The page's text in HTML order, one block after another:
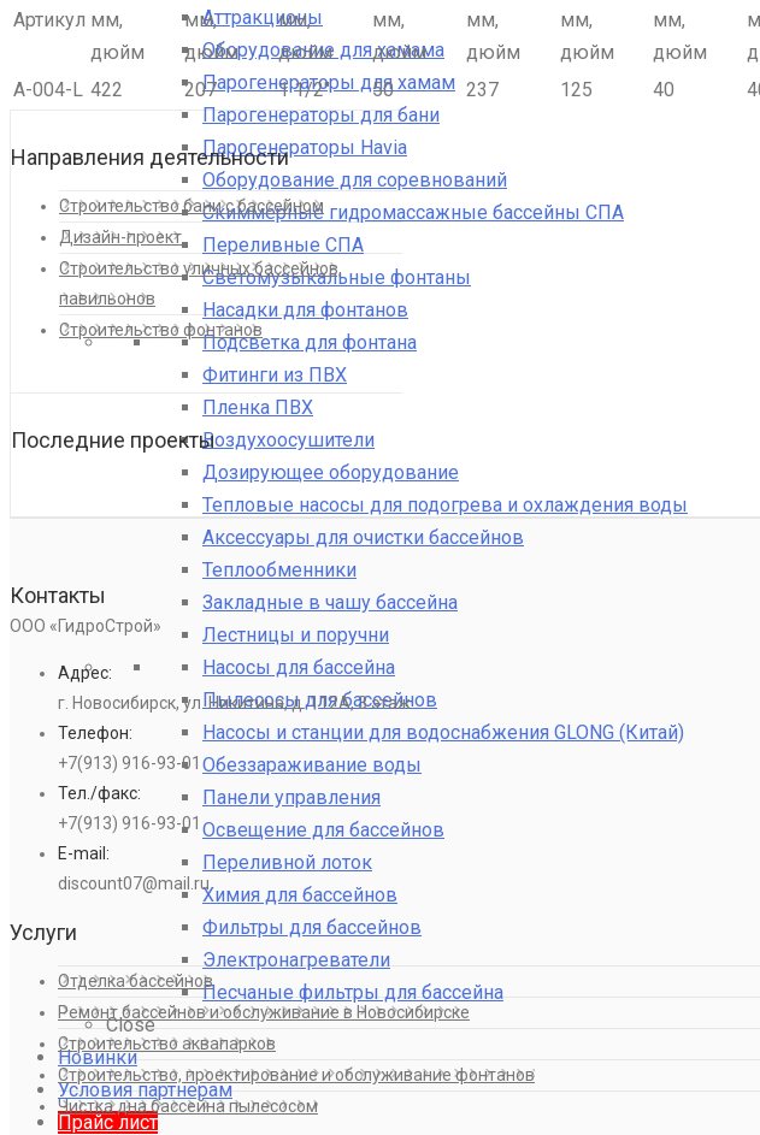
Аттракционы
Оборудование для хамама
Парогенераторы для хамам
Парогенераторы для бани
Парогенераторы Havia
Оборудование для соревнований
Скиммерные гидромассажные бассейны СПА
Переливные СПА
Светомузыкальные фонтаны
Насадки для фонтанов
Подсветка для фонтана
Фитинги из ПВХ
Пленка ПВХ
Воздухоосушители
Дозирующее оборудование
Тепловые насосы для подогрева и охлаждения воды
Аксессуары для очистки бассейнов
Теплообменники
Закладные в чашу бассейна
Лестницы и поручни
Насосы для бассейна
Пылесосы для бассейнов
Насосы и станции для водоснабжения GLONG (Китай)
Обеззараживание воды
Панели управления
Освещение для бассейнов
Переливной лоток
Химия для бассейнов
Фильтры для бассейнов
Электронагреватели
Песчаные фильтры для бассейна
Close
Новинки
Условия партнерам
Прайс лист
Артикул мм,
дюйм
мм,
дюйм
мм,
дюйм
мм,
дюйм
мм,
дюйм
мм,
дюйм
мм,
дюйм
A-004-L 422 207 1 1/2″ 50 237 125 40
Направления деятельности
Строительство бани с бассейном
Дизайн-проект
Строительство уличных бассейнов,
павильонов
Строительство фонтанов
Последние проекты
Контакты
ООО «ГидроСтрой»
Адрес:
г. Новосибирск, ул. Никитина, д. 112А, 3 этаж
Телефон:
+7(913) 916-93-01
Тел./факс:
+7(913) 916-93-01
E-mail:
discount07@mail.ru
Услуги
Отделка бассейнов
Ремонт бассейнов и обслуживание в Новосибирске
Строительство аквапарков
Строительство, проектирование и обслуживание фонтанов
Чистка дна бассейна пылесосом